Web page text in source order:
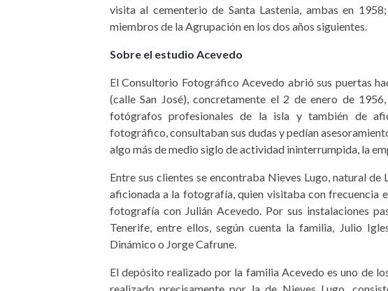
visita al cementerio de Santa Lastenia, ambas en
miembros de la Agrupación en los dos años siguientes.
Sobre el estudio Acevedo
El Consultorio Fotográfico Acevedo abrió sus puertas
(calle San José), concretamente el 2 de enero de
fotógrafos profesionales de la isla y también de
fotográfico, consultaban sus dudas y pedían
algo más de medio siglo de actividad ininterrumpida, la
Entre sus clientes se encontraba Nieves Lugo, natural
aficionada a la fotografía, quien visitaba con
fotografía con Julián Acevedo. Por sus instalaciones
Tenerife, entre ellos, según cuenta la familia, Julio
Dinámico o Jorge Cafrune.
El depósito realizado por la familia Acevedo es uno de
realizado precisamente por la de Nieves Lugo,